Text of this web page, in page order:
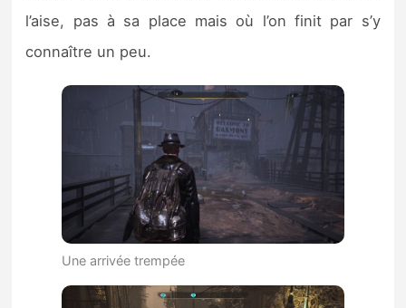
l’aise, pas à sa place mais où l’on finit par s’y
connaître un peu.
Une arrivée trempée